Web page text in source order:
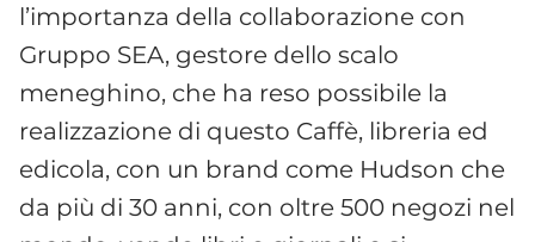
l’importanza della collaborazione con
Gruppo SEA, gestore dello scalo
meneghino, che ha reso possibile la
realizzazione di questo Caffè, libreria ed
edicola, con un brand come Hudson che
da più di 30 anni, con oltre 500 negozi nel